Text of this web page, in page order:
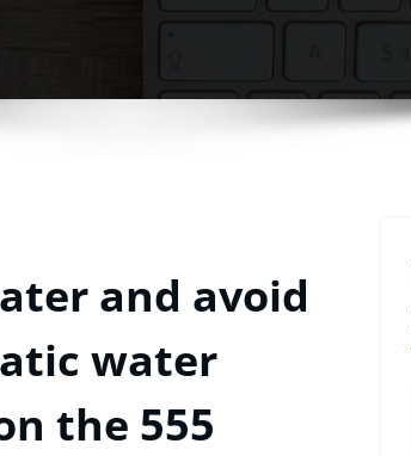
and avoid
water
the 555